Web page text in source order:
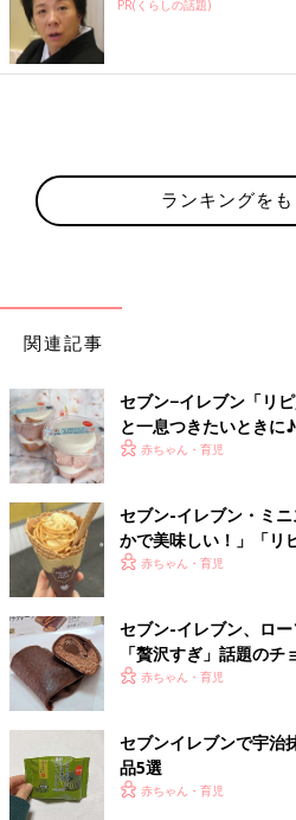
PR(くらしの話題)
ランキングを
関連記事
セブン−イレブン「リ
と一息つきたいときに
赤ちゃん・育児
セブン-イレブン・ミ
かで美味しい！」「リ
ーツ4選
赤ちゃん・育児
セブン-イレブン、ロ
「贅沢すぎ」話題のチ
赤ちゃん・育児
セブンイレブンで宇治
品5選
赤ちゃん・育児